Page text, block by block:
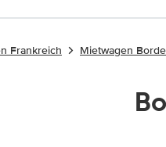
Frankreich Mietwagen